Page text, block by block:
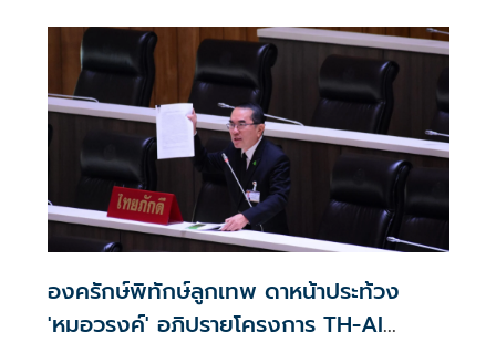
องครักษ์พิทักษ์ลูกเทพ ดาหน้าประท้วง
'หมอวรงค์' อภิปรายโครงการ TH-AI